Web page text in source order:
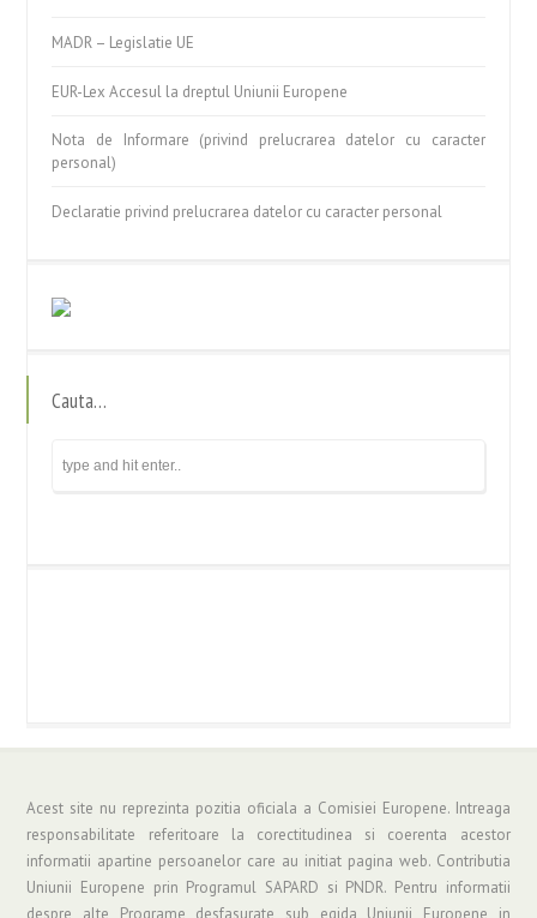
MADR – Legislatie UE
EUR-Lex Accesul la dreptul Uniunii Europene
Nota de Informare (privind prelucrarea datelor cu caracter
personal)
Declaratie privind prelucrarea datelor cu caracter personal
Cauta…
Acest site nu reprezinta pozitia oficiala a Comisiei Europene. Intreaga
responsabilitate referitoare la corectitudinea si coerenta acestor
informatii apartine persoanelor care au initiat pagina web. Contributia
Uniunii Europene prin Programul SAPARD si PNDR. Pentru informatii
despre alte Programe desfasurate sub egida Uniunii Europene in